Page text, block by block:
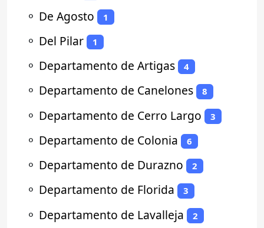
⚬ De Agosto 1
⚬ Del Pilar 1
⚬ Departamento de Artigas 4
⚬ Departamento de Canelones 8
⚬ Departamento de Cerro Largo 3
⚬ Departamento de Colonia 6
⚬ Departamento de Durazno 2
⚬ Departamento de Florida 3
⚬ Departamento de Lavalleja 2